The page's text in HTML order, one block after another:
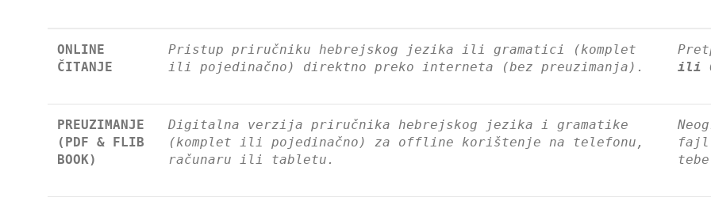
ONLINE
ČITANJE
Pristup priručniku hebrejskog jezika ili gramatici (komplet
ili pojedinačno) direktno preko interneta (bez preuzimanja).
ili 6
PREUZIMANJE
(PDF & FLIB
BOOK)
Digitalna verzija priručnika hebrejskog jezika i gramatike
(komplet ili pojedinačno) za offline korištenje na telefonu,
računaru ili tabletu.
fajl
tebe